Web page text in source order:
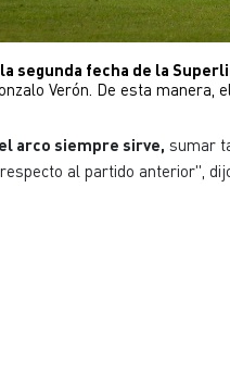
segunda fecha de la
Verón. De esta
arco siempre sirve, sumar
al partido anterior",